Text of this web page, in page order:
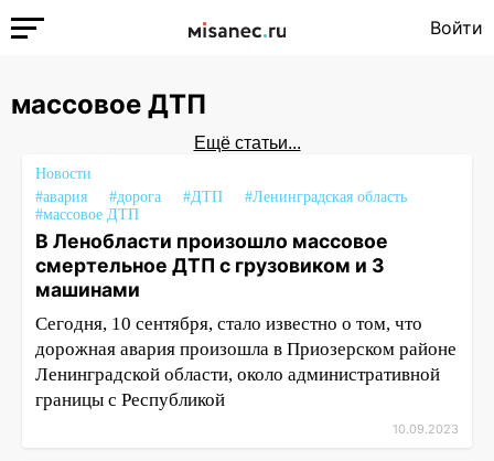
Войти
массовое ДТП
Ещё статьи...
Новости
#авария
#дорога #ДТП
#Ленинградская область
#массовое ДТП
В Ленобласти произошло массовое
смертельное ДТП с грузовиком и 3
машинами
Сегодня, 10 сентября, стало известно о том, что
дорожная авария произошла в Приозерском районе
Ленинградской области, около административной
границы с Республикой
10.09.2023